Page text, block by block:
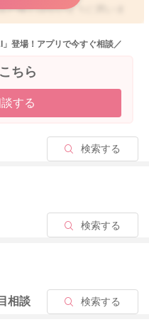
ど強くはないように思いま
注意が必要な赤や白、黒と
、このまま様子を見ていた
い。
登場！アプリで今すぐ相談／
ちら
する
検索する
検索する
相談 検索する